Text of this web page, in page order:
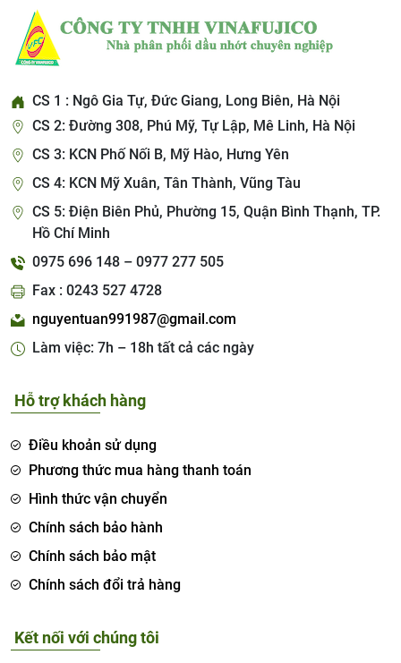
CS 1 : Ngô Gia Tự, Đức Giang, Long Biên, Hà Nội
CS 2: Đường 308, Phú Mỹ, Tự Lập, Mê Linh, Hà Nội
CS 3: KCN Phố Nối B, Mỹ Hào, Hưng Yên
CS 4: KCN Mỹ Xuân, Tân Thành, Vũng Tàu
CS 5: Điện Biên Phủ, Phường 15, Quận Bình Thạnh, TP.
Hồ Chí Minh
0975 696 148 – 0977 277 505
Fax : 0243 527 4728
nguyentuan991987@gmail.com
Làm việc: 7h – 18h tất cả các ngày
Hỗ trợ khách hàng
Điều khoản sử dụng
Phương thức mua hàng thanh toán
Hình thức vận chuyển
Chính sách bảo hành
Chính sách bảo mật
Chính sách đổi trả hàng
Kết nối với chúng tôi